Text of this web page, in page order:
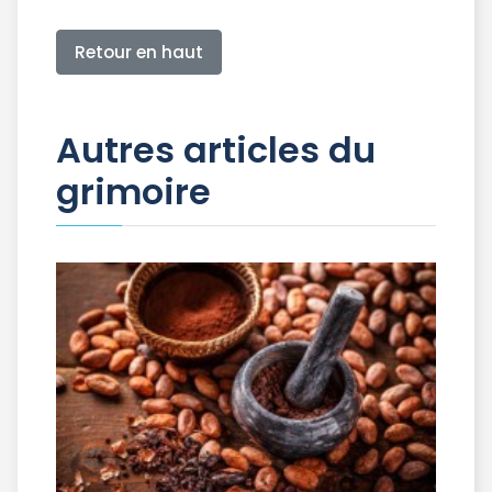
Retour en haut
Autres articles du
grimoire